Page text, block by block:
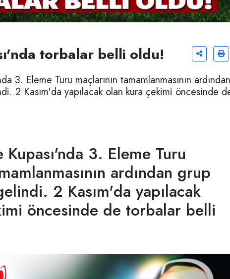
torbalar belli oldu!
3. Eleme Turu maçlarının tamamlanmasının ardından
2 Kasım'da yapılacak olan kura çekimi öncesinde
3. Eleme Turu
ardından grup
2 Kasım'da yapılacak
öncesinde de torbalar belli